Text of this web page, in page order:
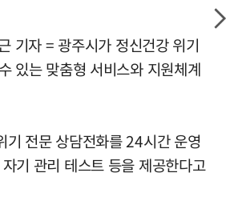
기자 = 광주시가 정신건강 위기
있는 맞춤형 서비스와 지원체계
기 전문 상담전화를 24시간 운영
기 관리 테스트 등을 제공한다고